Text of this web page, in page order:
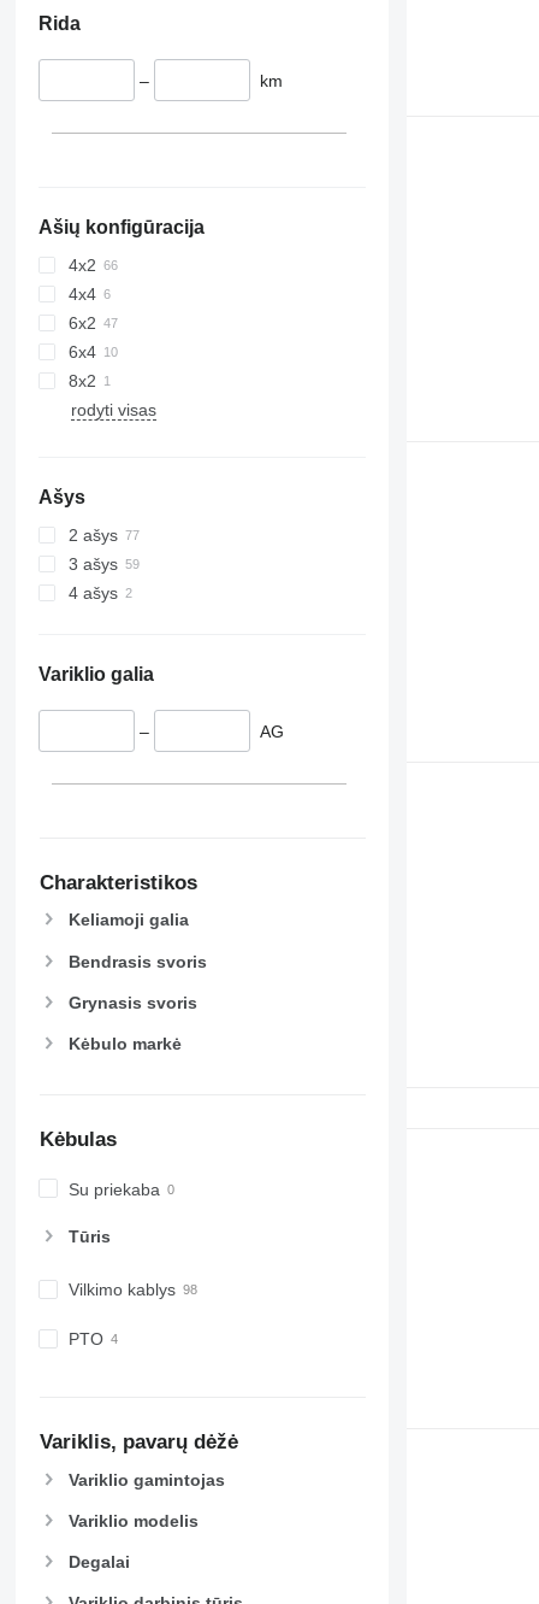
Rida
– km
Ašių konfigūracija
4x2
4x4
6x2
6x4
8x2
rodyti visas
Ašys
2 ašys
3 ašys
4 ašys
Variklio galia
– AG
Charakteristikos
Keliamoji galia
Bendrasis svoris
Grynasis svoris
Kėbulo markė
Kėbulas
Su priekaba
Tūris
Vilkimo kablys
PTO
Variklis, pavarų dėžė
Variklio gamintojas
Variklio modelis
Degalai